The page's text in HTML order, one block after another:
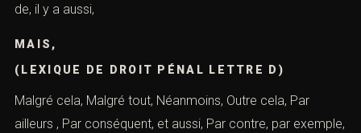
de, il y a aussi,
MAIS,
(LEXIQUE DE DROIT PÉNAL LETTRE D)
Malgré cela, Malgré tout, Néanmoins, Outre cela, Par
ailleurs , Par conséquent, et aussi, Par contre, par exemple,